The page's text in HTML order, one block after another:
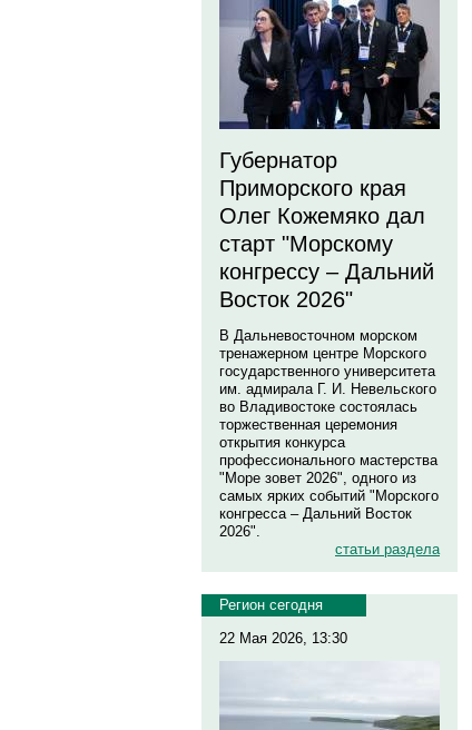
Губернатор
Приморского края
Олег Кожемяко дал
старт "Морскому
конгрессу – Дальний
Восток 2026"
В Дальневосточном морском
тренажерном центре Морского
государственного университета
им. адмирала Г. И. Невельского
во Владивостоке состоялась
торжественная церемония
открытия конкурса
профессионального мастерства
"Море зовет 2026", одного из
самых ярких событий "Морского
конгресса – Дальний Восток
2026".
статьи раздела
Регион сегодня
22 Мая 2026, 13:30